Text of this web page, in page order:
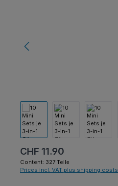
Regular price:
CHF 11.90
Content: 327 Teile
Prices incl. VAT plus shipping costs